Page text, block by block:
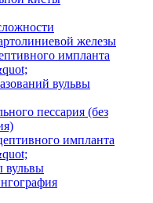
железы
импланта
вульвы
пессария (без
импланта
вульвы